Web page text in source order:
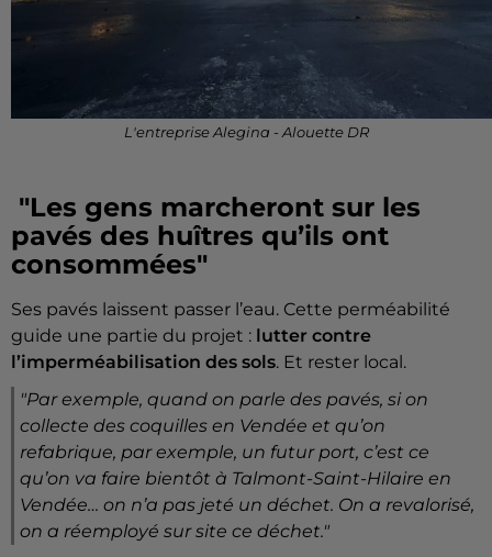
L'entreprise Alegina - Alouette DR
"Les gens marcheront sur les
pavés des huîtres qu’ils ont
consommées"
Ses pavés laissent passer l’eau. Cette perméabilité
guide une partie du projet : lutter contre
l’imperméabilisation des sols. Et rester local.
"Par exemple, quand on parle des pavés, si on
collecte des coquilles en Vendée et qu’on
refabrique, par exemple, un futur port, c’est ce
qu’on va faire bientôt à Talmont-Saint-Hilaire en
Vendée… on n’a pas jeté un déchet. On a revalorisé,
on a réemployé sur site ce déchet."